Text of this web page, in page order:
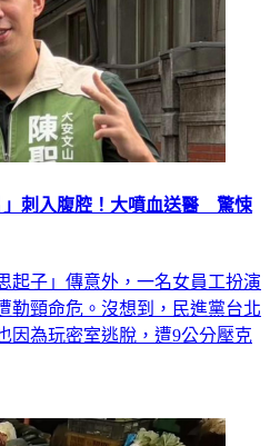
」刺入腹腔！大噴血送醫 驚悚
起子」傳意外，一名女員工扮演
勒頸命危。沒想到，民進黨台北
因為玩密室逃脫，遭9公分壓克